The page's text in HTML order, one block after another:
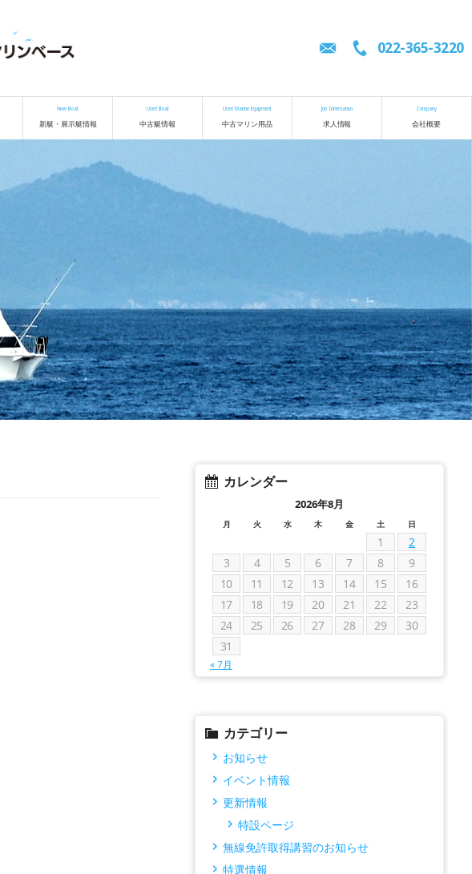
022-365-3220
New Boat
新艇・展示艇情報
Used Boat
中古艇情報
Used Marine Equipment
中古マリン用品
Job Information
求人情報
Company
会社概要
カレンダー
2026年8月
月 火 水 木 金 土 日
1
2
3
4 5 6 7 8
9
10
11 12 13 14 15
16
17
18 19 20 21 22
23
24
25 26 27 28 29
30
31
« 7月
カテゴリー
お知らせ
イベント情報
更新情報
特設ページ
無線免許取得講習のお知らせ
特選情報